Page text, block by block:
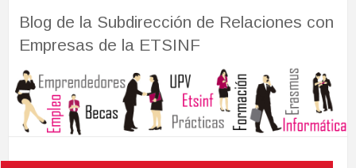
Blog de la Subdirección de Relaciones con
Empresas de la ETSINF